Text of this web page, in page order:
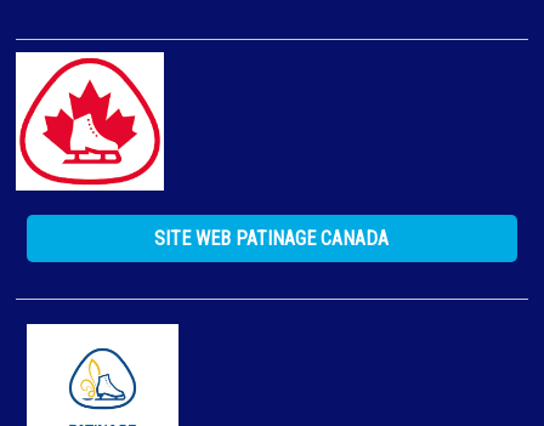
SITE WEB PATINAGE CANADA